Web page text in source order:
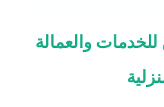
والعمالة